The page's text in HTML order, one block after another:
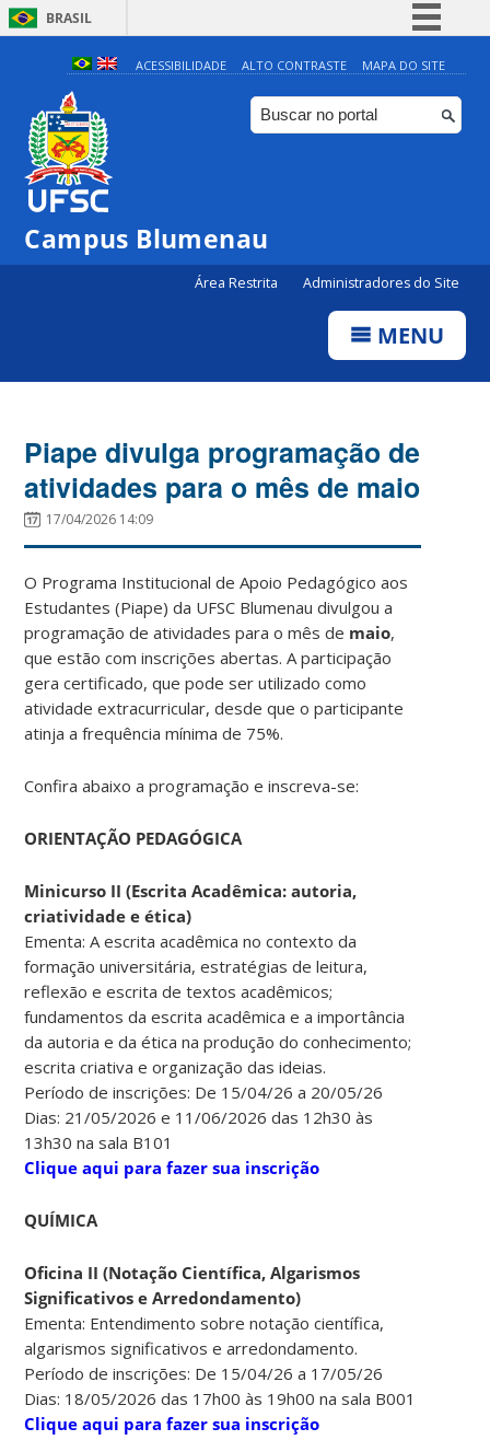
BRASIL
Simplifique!
Comunica BR
Participe
ACESSIBILIDADE ALTO CONTRASTE MAPA DO SITE
Campus Blumenau
Área Restrita Administradores do Site
MENU
Piape divulga programação de
atividades para o mês de maio
17/04/2026 14:09
O Programa Institucional de Apoio Pedagógico aos
Estudantes (Piape) da UFSC Blumenau divulgou a
programação de atividades para o mês de maio,
que estão com inscrições abertas. A participação
gera certificado, que pode ser utilizado como
atividade extracurricular, desde que o participante
atinja a frequência mínima de 75%.
Confira abaixo a programação e inscreva-se:
ORIENTAÇÃO PEDAGÓGICA
Minicurso II (Escrita Acadêmica: autoria,
criatividade e ética)
Ementa: A escrita acadêmica no contexto da
formação universitária, estratégias de leitura,
reflexão e escrita de textos acadêmicos;
fundamentos da escrita acadêmica e a importância
da autoria e da ética na produção do conhecimento;
escrita criativa e organização das ideias.
Período de inscrições: De 15/04/26 a 20/05/26
Dias: 21/05/2026 e 11/06/2026 das 12h30 às
13h30 na sala B101
Clique aqui para fazer sua inscrição
QUÍMICA
Oficina II (Notação Científica, Algarismos
Significativos e Arredondamento)
Ementa: Entendimento sobre notação científica,
algarismos significativos e arredondamento.
Período de inscrições: De 15/04/26 a 17/05/26
Dias: 18/05/2026 das 17h00 às 19h00 na sala B001
Clique aqui para fazer sua inscrição